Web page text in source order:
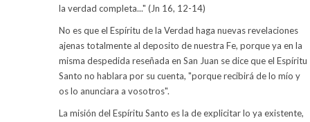
la verdad completa..." (Jn 16, 12-14)
No es que el Espíritu de la Verdad haga nuevas revelaciones
ajenas totalmente al deposito de nuestra Fe, porque ya en la
misma despedida reseñada en San Juan se dice que el Espíritu
Santo no hablara por su cuenta, "porque recibirá de lo mío y
os lo anunciara a vosotros".
La misión del Espíritu Santo es la de explicitar lo ya existente,